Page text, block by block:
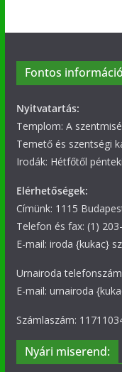
Fontos
Nyitvatartás:
Templom: A
Temető és szentségi
Irodák: Hétfőtől
Elérhetőségek:
Címünk: 1115
Telefon és fax: (1)
E-mail: iroda {kukac}
Urnairoda
E-mail: urnairoda
Számlaszám:
Nyári miserend: